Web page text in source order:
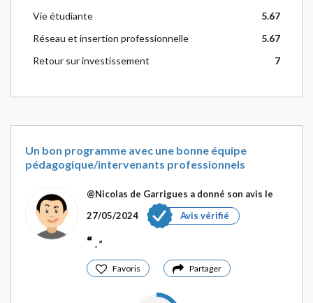
Vie étudiante
5.67
Réseau et insertion professionnelle
5.67
Retour sur investissement
7
Un bon programme avec une bonne équipe
pédagogique/intervenants professionnels
@Nicolas de Garrigues a donné son avis le
27/05/2024
Avis vérifié
.
Favoris Partager